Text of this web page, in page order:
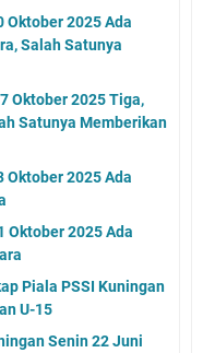
Oktober 2025 Ada
Salah Satunya
Oktober 2025 Tiga,
Satunya Memberikan
Oktober 2025 Ada
Oktober 2025 Ada
Piala PSSI Kuningan
U-15
Senin 22 Juni